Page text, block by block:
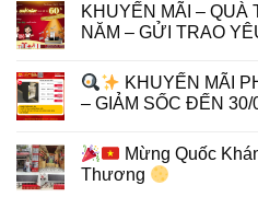
KHUYẾN MÃI – QUÀ
NĂM – GỬI TRAO
KHUYẾN MÃI
– GIẢM SỐC ĐẾN 30/
Mừng Quốc
Thương